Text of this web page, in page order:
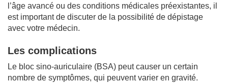
l’âge avancé ou des conditions médicales préexistantes, il
est important de discuter de la possibilité de dépistage
avec votre médecin.
Les complications
Le bloc sino-auriculaire (BSA) peut causer un certain
nombre de symptômes, qui peuvent varier en gravité.